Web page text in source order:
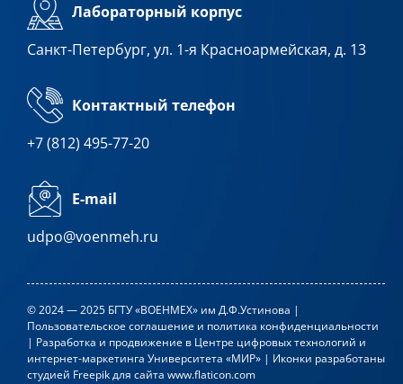
42 часа 28 343р.
Лабораторный корпус
Санкт-Петербург, ул. 1-я Красноармейская, д. 13
Контактный телефон
+7 (812) 495-77-20
E-mail
udpo@voenmeh.ru
© 2024 — 2025 БГТУ «ВОЕНМЕХ» им Д.Ф.Устинова |
Пользовательское соглашение и политика конфиденциальности
| Разработка и продвижение в Центре цифровых технологий и
интернет-маркетинга Университета «МИР» | Иконки разработаны
студией Freepikдля сайта www.flaticon.com